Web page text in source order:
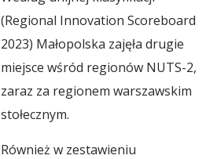
(Regional Innovation Scoreboard
2023) Małopolska zajęła drugie
miejsce wśród regionów NUTS-2,
zaraz za regionem warszawskim
stołecznym.
Również w zestawieniu